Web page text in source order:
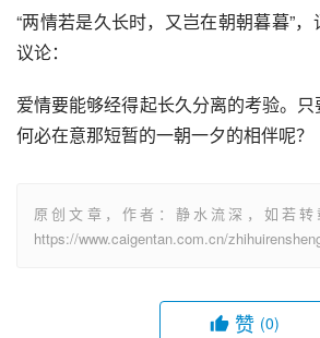
“两情若是久长时，又岂在朝朝暮暮”
议论：
爱情要能够经得起长久分离的考验。
何必在意那短暂的一朝一夕的相伴呢？
原创文章，作者：静水流深，如若转
https://www.caigentan.com.cn/
赞 (0)